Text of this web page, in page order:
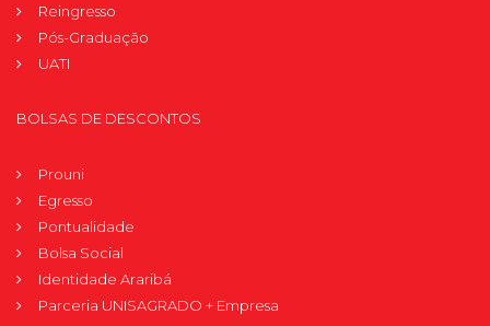
Reingresso
Pós-Graduação
UATI
BOLSAS DE DESCONTOS
Prouni
Egresso
Pontualidade
Bolsa Social
Identidade Araribá
Parceria UNISAGRADO + Empresa